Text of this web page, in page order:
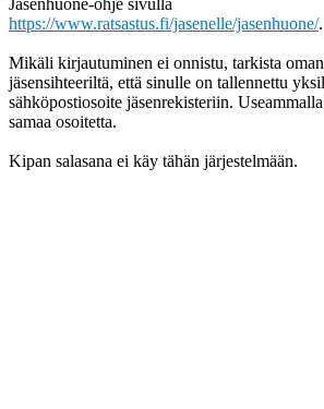
https://www.ratsastus.fi/jasenelle/jasenhuone/.
Mikäli kirjautuminen ei onnistu, tarkista oman
jäsensihteeriltä, että sinulle on tallennettu
sähköpostiosoite jäsenrekisteriin.
samaa osoitetta.
Kipan salasana ei käy tähän järjestelmään.